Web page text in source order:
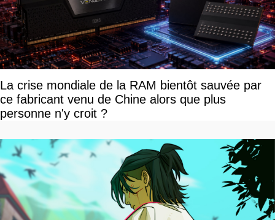
La crise mondiale de la RAM bientôt sauvée par
ce fabricant venu de Chine alors que plus
personne n'y croit ?